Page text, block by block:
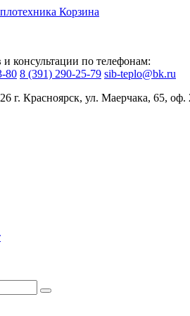
Корзина
и консультации по телефонам:
80 8 (391) 290-25-79 sib-teplo@bk.ru
г. Красноярск, ул. Маерчака, 65, оф.